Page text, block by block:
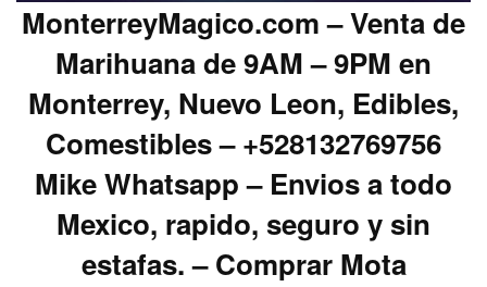
MonterreyMagico.com – Venta de
Marihuana de 9AM – 9PM en
Monterrey, Nuevo Leon, Edibles,
Comestibles – +528132769756
Mike Whatsapp – Envios a todo
Mexico, rapido, seguro y sin
estafas. – Comprar Mota